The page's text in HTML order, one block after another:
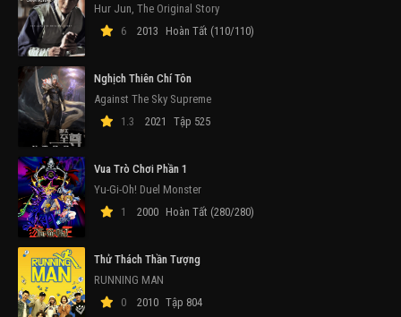
Hur Jun, The Original Story
6
2013 Hoàn Tất (110/110)
Nghịch Thiên Chí Tôn
Against The Sky Supreme
1.3
2021 Tập 525
Vua Trò Chơi Phần 1
Yu-Gi-Oh! Duel Monster
1
2000 Hoàn Tất (280/280)
Thử Thách Thần Tượng
RUNNING MAN
0
2010 Tập 804